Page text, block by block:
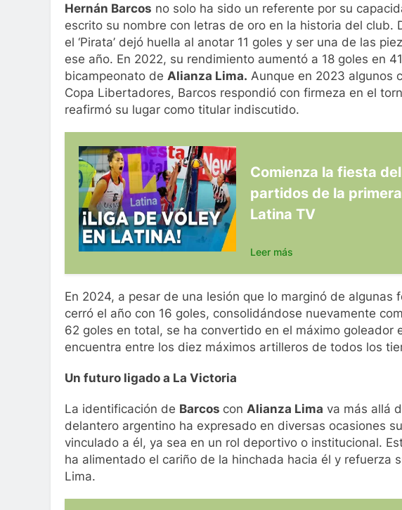
Hernán Barcos no solo ha sido un referente por su
escrito su nombre con letras de oro en la historia del club.
el ‘Pirata’ dejó huella al anotar 11 goles y ser una de las
ese año. En 2022, su rendimiento aumentó a 18 goles en
bicampeonato de Alianza Lima. Aunque en 2023 algunos
Copa Libertadores, Barcos respondió con firmeza en el
reafirmó su lugar como titular indiscutido.
Comienza la fiesta
partidos de la
Latina TV
Leer más
En 2024, a pesar de una lesión que lo marginó de algunas
cerró el año con 16 goles, consolidándose nuevamente
62 goles en total, se ha convertido en el máximo goleador
encuentra entre los diez máximos artilleros de todos los
Un futuro ligado a La Victoria
La identificación de Barcos con Alianza Lima va más allá
delantero argentino ha expresado en diversas ocasiones
vinculado a él, ya sea en un rol deportivo o institucional.
ha alimentado el cariño de la hinchada hacia él y refuerza
Lima.